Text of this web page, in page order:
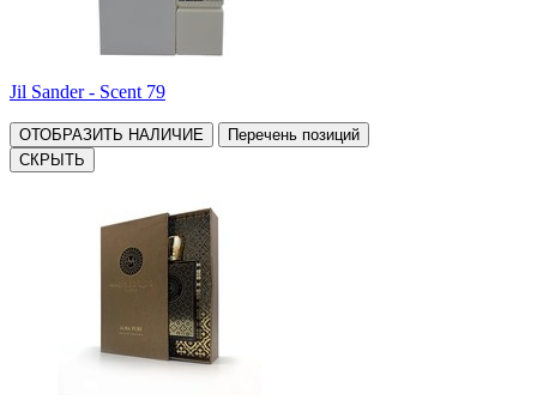
Jil Sander - Scent 79
ОТОБРАЗИТЬ НАЛИЧИЕ
Перечень позиций
СКРЫТЬ